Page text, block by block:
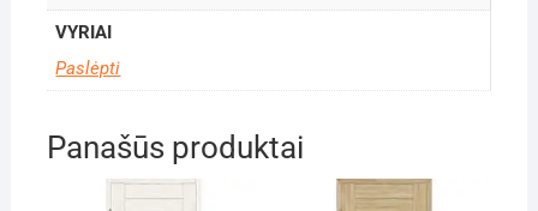
VYRIAI
Paslėpti
Panašūs produktai